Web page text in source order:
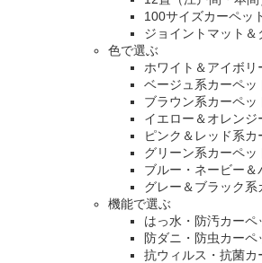
100サイズカーペッ
ジョイントマット＆
色で選ぶ
ホワイト＆アイボリ
ベージュ系カーペッ
ブラウン系カーペッ
イエロー＆オレンジ
ピンク＆レッド系カ
グリーン系カーペッ
ブルー・ネービー＆
グレー＆ブラック系
機能で選ぶ
はっ水・防汚カーペ
防ダニ・防虫カーペ
抗ウィルス・抗菌カ